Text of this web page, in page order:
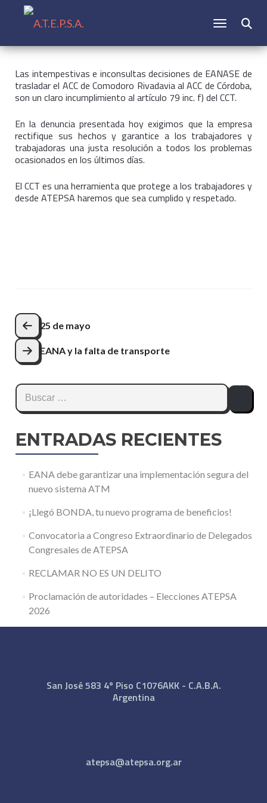
CAMBIAR
Las intempestivas e inconsultas decisiones de EANASE de
trasladar el ACC de Comodoro Rivadavia al ACC de Córdoba,
son un claro incumplimiento al artículo 79 inc. f) del CCT.
En la denuncia presentada hoy exigimos que la empresa
rectifique sus hechos y garantice a los trabajadores y
trabajadoras una justa resolución a todos los problemas
ocasionados en los últimos días.
El CCT es una herramienta que protege a los trabajadores y
desde ATEPSA haremos que sea cumplido y respetado.
Navegación
de
entradas
25 de mayo
EANA y la falta de transporte
Buscar:
ENTRADAS RECIENTES
EANA debe garantizar una implementación segura del
nuevo sistema ATM
¡Llegó BONDA, tu nuevo programa de beneficios!
Convocatoria a Congreso Extraordinario de Delegados
Congresales de ATEPSA
RECLAMAR NO ES UN DELITO
Proclamación de autoridades – Elecciones ATEPSA
2026
San José 583 4º Piso C1076AKK - C.A.B.A.
Argentina
atepsa@atepsa.org.ar